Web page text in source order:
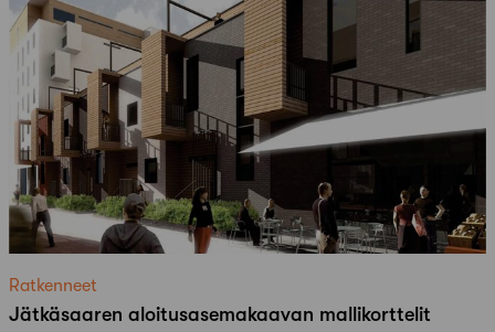
Ratkenneet
Jätkäsaaren aloitusasemakaavan mallikorttelit